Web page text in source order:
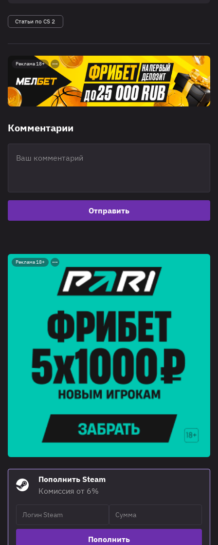
Статьи по CS 2
Реклама 18+
Комментарии
Отправить
Реклама 18+
Пополнить Steam
Комиссия от 6%
Пополнить